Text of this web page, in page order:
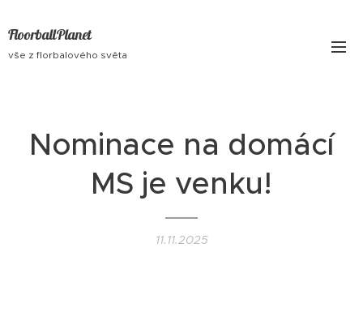
FloorballPlanet
vše z florbalového světa
Nominace na domácí
MS je venku!
11.11.2025